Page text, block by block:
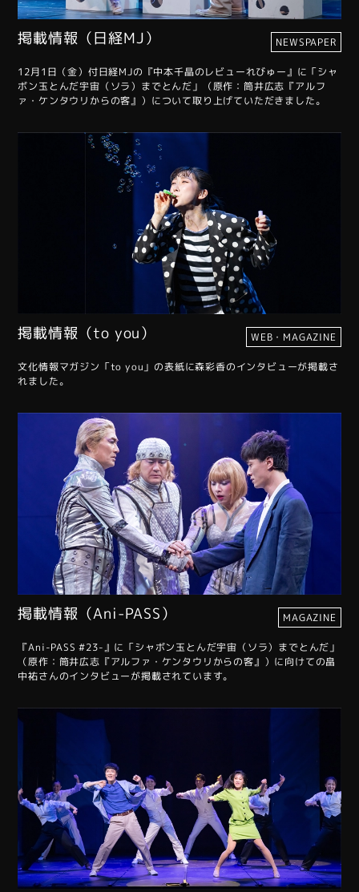
掲載情報（日経MJ） NEWSPAPER
12月1日（金）付日経MJの『中本千晶のレビューれびゅー』に「シャ
ボン玉とんだ宇宙（ソラ）までとんだ」（原作：筒井広志『アルフ
ァ・ケンタウリからの客』）について取り上げていただきました。
掲載情報（to you） WEB・MAGAZINE
文化情報マガジン「to you」の表紙に森彩香のインタビューが掲載さ
れました。
掲載情報（Ani-PASS） MAGAZINE
『Ani-PASS #23-』に「シャボン玉とんだ宇宙（ソラ）までとんだ」
（原作：筒井広志『アルファ・ケンタウリからの客』）に向けての畠
中祐さんのインタビューが掲載されています。